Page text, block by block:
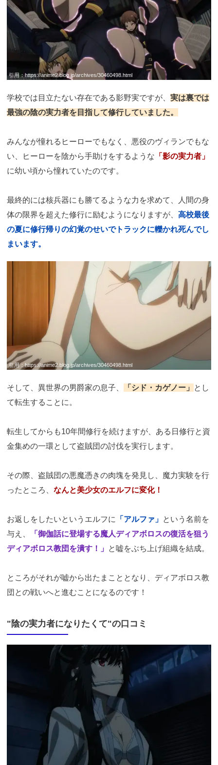
引用：https://anime2.blog.jp/archives/30460498.html
学校では目立たない存在である影野実ですが、 実は裏では
最強の陰の実力者を目指して修行していました。
みんなが憧れるヒーローでもなく、悪役のヴィランでもな
い、ヒーローを陰から手助けをするような 「影の実力者」
に幼い頃から憧れていたのです。
最終的には核兵器にも勝てるような力を求めて、人間の身
体の限界を超えた修行に励むようになりますが、 高校最後
の夏に修行帰りの幻覚のせいでトラックに轢かれ死んでし
まいます。
引用：https://anime2.blog.jp/archives/30460498.html
そして、異世界の男爵家の息子、 「シド・カゲノー」
とし
て転生することに。
転生してからも10年間修行を続けますが、ある日修行と資
金集めの一環として盗賊団の討伐を実行します。
その際、盗賊団の悪魔憑きの肉塊を発見し、魔力実験を行
ったところ、 なんと美少女のエルフに変化！
お返しをしたいというエルフに 「アルファ」 という名前を
与え、
「御伽話に登場する魔人ディアボロスの復活を狙う
ディアボロス教団を潰す！」 と嘘をぶち上げ組織を結成。
ところがそれが嘘から出たまこととなり、ディアボロス教
団との戦いへと進むことになるのです！
"陰の実力者になりたくて"の口コミ